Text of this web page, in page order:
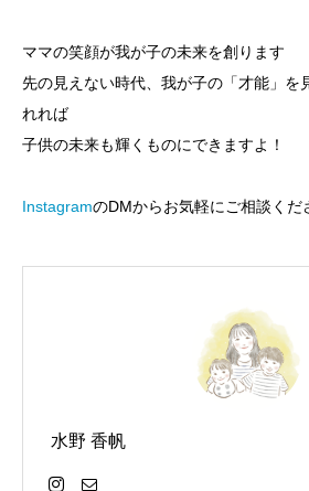
ママの笑顔が我が子の未来を創ります
先の見えない時代、我が子の「才能」を
れれば
子供の未来も輝くものにできますよ！
InstagramのDMからお気軽にご相談くだ
水野 香帆